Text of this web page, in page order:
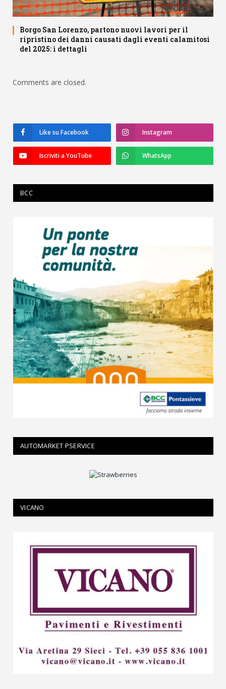
Borgo San Lorenzo, partono nuovi lavori per il
ripristino dei danni causati dagli eventi calamitosi
del 2025: i dettagli
Comments are closed.
Like su Facebook Instagram
Iscriviti a YouTube WhatsApp
BCC
AUTOMARKET PSERVICE
VICANO